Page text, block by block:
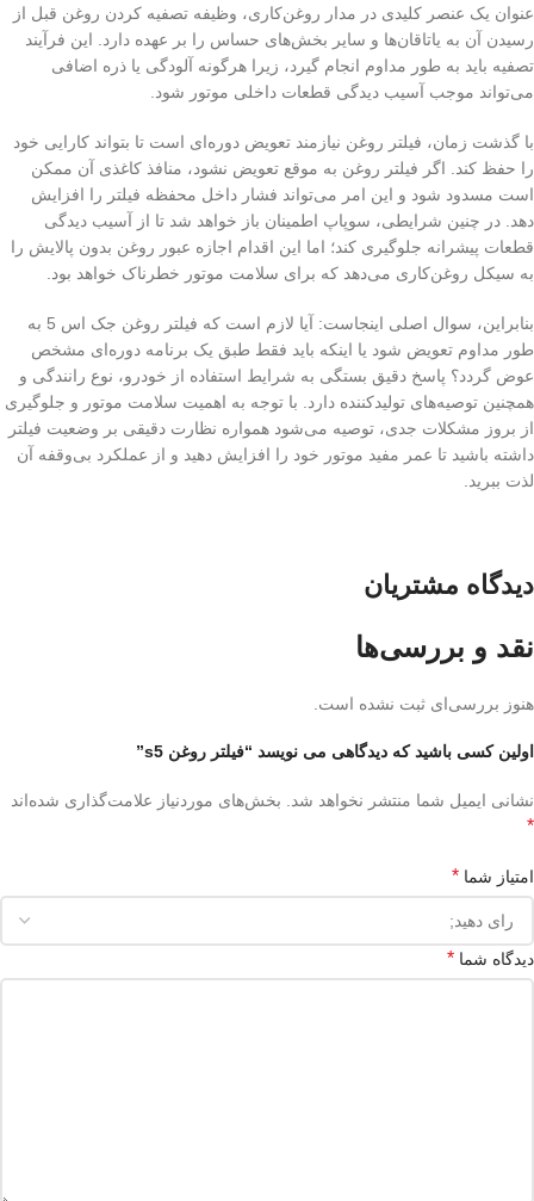
عنوان یک عنصر کلیدی در مدار روغن‌کاری، وظیفه تصفیه کردن روغن قبل از
رسیدن آن به یاتاقان‌ها و سایر بخش‌های حساس را بر عهده دارد. این فرآیند
تصفیه باید به طور مداوم انجام گیرد، زیرا هرگونه آلودگی یا ذره اضافی
می‌تواند موجب آسیب دیدگی قطعات داخلی موتور شود.
با گذشت زمان، فیلتر روغن نیازمند تعویض دوره‌ای است تا بتواند کارایی خود
را حفظ کند. اگر فیلتر روغن به موقع تعویض نشود، منافذ کاغذی آن ممکن
است مسدود شود و این امر می‌تواند فشار داخل محفظه فیلتر را افزایش
دهد. در چنین شرایطی، سوپاپ اطمینان باز خواهد شد تا از آسیب دیدگی
قطعات پیشرانه جلوگیری کند؛ اما این اقدام اجازه عبور روغن بدون پالایش را
به سیکل روغن‌کاری می‌دهد که برای سلامت موتور خطرناک خواهد بود.
بنابراین، سوال اصلی اینجاست: آیا لازم است که فیلتر روغن جک اس 5 به
طور مداوم تعویض شود یا اینکه باید فقط طبق یک برنامه دوره‌ای مشخص
عوض گردد؟ پاسخ دقیق بستگی به شرایط استفاده از خودرو، نوع رانندگی و
همچنین توصیه‌های تولیدکننده دارد. با توجه به اهمیت سلامت موتور و جلوگیری
از بروز مشکلات جدی، توصیه می‌شود همواره نظارت دقیقی بر وضعیت فیلتر
داشته باشید تا عمر مفید موتور خود را افزایش دهید و از عملکرد بی‌وقفه آن
لذت ببرید.
دیدگاه مشتریان
نقد و بررسی‌ها
هنوز بررسی‌ای ثبت نشده است.
اولین کسی باشید که دیدگاهی می نویسد “فیلتر روغن s5”
نشانی ایمیل شما منتشر نخواهد شد. بخش‌های موردنیاز علامت‌گذاری شده‌اند
*
امتیاز شما *
دیدگاه شما *